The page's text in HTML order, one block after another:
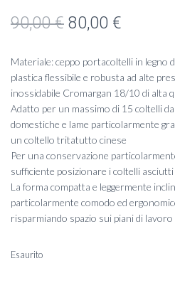
90,00€ Il
originale
era:
90,00 €.
80,00 €
attuale
è:
80,00
Materiale: ceppo portacoltelli in legno
plastica flessibile e robusta ad alte
inossidabile Cromargan 18/10 di alta
Adatto per un massimo di 15 coltelli
domestiche e lame particolarmente
un coltello tritatutto cinese
Per una conservazione
sufficiente posizionare i coltelli
La forma compatta e leggermente
particolarmente comodo ed
risparmiando spazio sui piani di lavoro
Esaurito